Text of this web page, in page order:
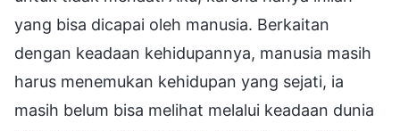
yang bisa dicapai oleh manusia. Berkaitan
dengan keadaan kehidupannya, manusia masih
harus menemukan kehidupan yang sejati, ia
masih belum bisa melihat melalui keadaan dunia